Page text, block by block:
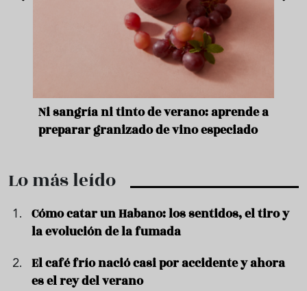
verano: aprende a
de vino especiado
Aceitunas: el aperitivo
verano
Lo más leído
Cómo catar un Habano: los sentidos, el tiro y
la evolución de la fumada
El café frío nació casi por accidente y ahora
es el rey del verano